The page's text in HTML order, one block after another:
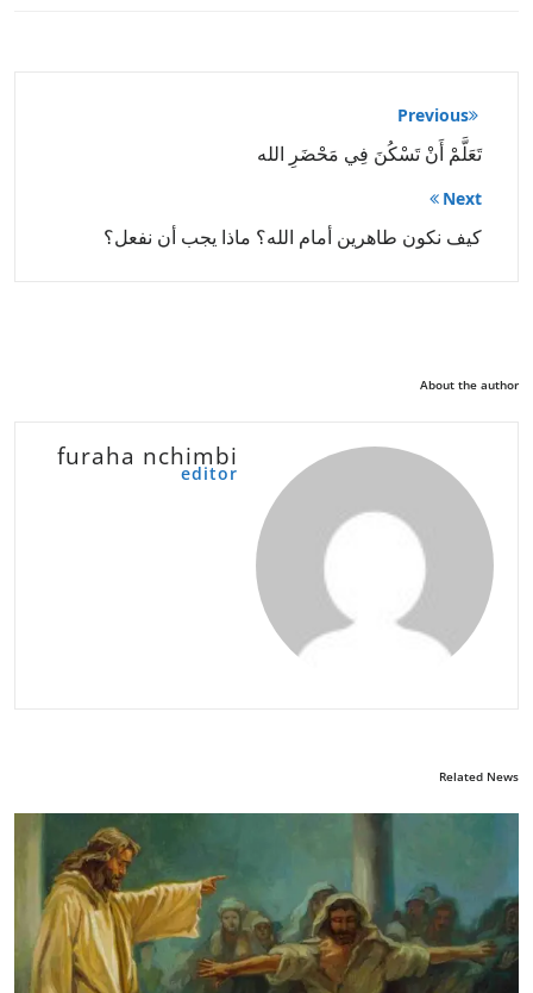
تصفّح
المقالات
Previous
تَعَلَّمْ أَنْ تَسْكُنَ فِي مَحْضَرِ الله
Next
كيف نكون طاهرين أمام الله؟ ماذا يجب أن نفعل؟
About the author
furaha nchimbi
editor
Related News